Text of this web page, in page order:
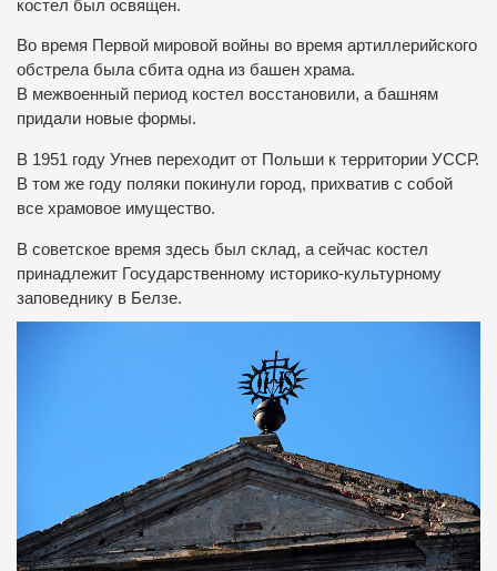
костел был освящен.
Во время Первой мировой войны во время артиллерийского
обстрела была сбита одна из башен храма.
В межвоенный период костел восстановили, а башням
придали новые формы.
В 1951 году Угнев переходит от Польши к территории УССР.
В том же году поляки покинули город, прихватив с собой
все храмовое имущество.
В советское время здесь был склад, а сейчас костел
принадлежит Государственному историко-культурному
заповеднику в Белзе.